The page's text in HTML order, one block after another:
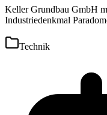
Keller Grundbau GmbH
Industriedenkmal
Technik